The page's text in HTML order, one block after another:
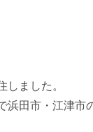
しました。
浜田市・江津市